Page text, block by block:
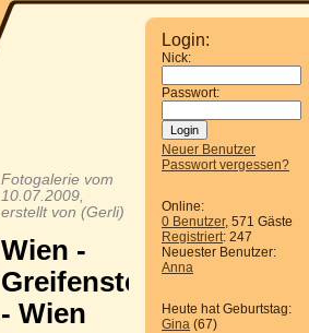
Login:
Nick:
Passwort:
Neuer Benutzer
Passwort vergessen?
Online:
0 Benutzer, 571 Gäste
Registriert: 247
Neuester Benutzer:
Anna
Heute hat Geburtstag:
Gina (67)
Fotogalerie vom
10.07.2009,
erstellt von (Gerli)
Wien -
Greifenstein
- Wien